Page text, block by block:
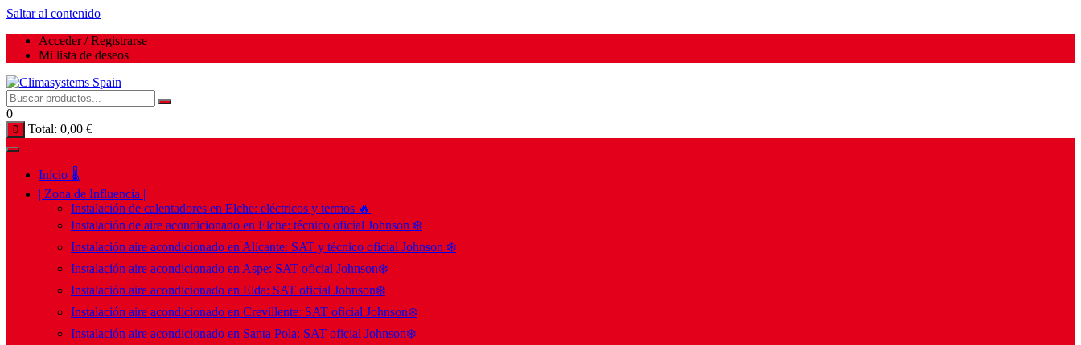
Saltar al contenido
Acceder / Registrarse
Mi lista de deseos
0
0 Total: 0,00 €
Inicio 🌡️
| Zona de Influencia |
Instalación de calentadores en Elche: eléctricos y termos 🔥
Instalación de aire acondicionado en Elche: técnico oficial Johnson ❄️
Instalación aire acondicionado en Alicante: SAT y técnico oficial Johnson ❄️
Instalación aire acondicionado en Aspe: SAT oficial Johnson❄️
Instalación aire acondicionado en Elda: SAT oficial Johnson❄️
Instalación aire acondicionado en Crevillente: SAT oficial Johnson❄️
Instalación aire acondicionado en Santa Pola: SAT oficial Johnson❄️